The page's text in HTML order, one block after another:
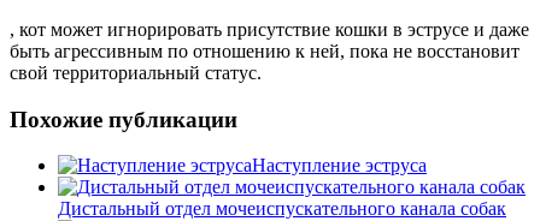
, кот может игнорировать присутствие кошки в эструсе и даже
быть агрессивным по отношению к ней, пока не восстановит
свой территориальный статус.
Похожие публикации
Наступление эструса
Дистальный отдел мочеиспускательного канала собак